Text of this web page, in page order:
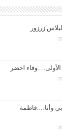
زرزور
الأولى….وفاء اخضر
وأنا….فاطمة